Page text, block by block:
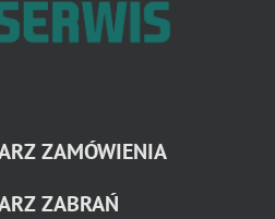
ZAMÓWIENIA
ZABRAŃ